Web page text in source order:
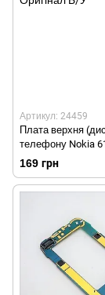
Артикул: 24459
Плата верхня
телефону Nokia
компонентами
169 грн